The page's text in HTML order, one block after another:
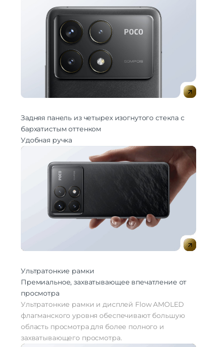
Задняя панель из четырех изогнутого стекла с
бархатистым оттенком
Удобная ручка
Ультратонкие рамки
Премиальное, захватывающее впечатление от
просмотра
Ультратонкие рамки и дисплей Flow AMOLED
флагманского уровня обеспечивают большую
область просмотра для более полного и
захватывающего просмотра.